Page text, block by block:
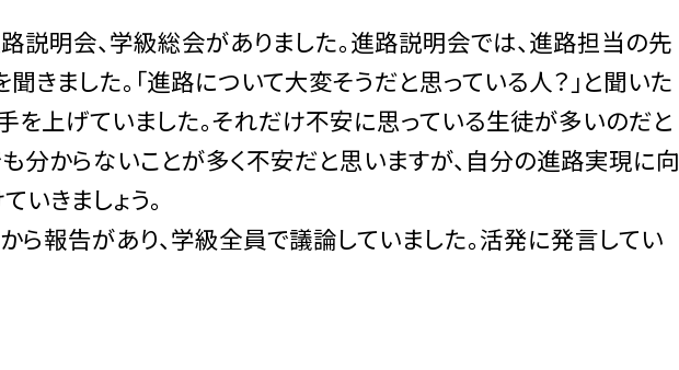
明会、学級総会がありました。進路説明会では、進路担当の先
きました。「進路について大変そうだと思っている人？」と聞いた
を上げていました。それだけ不安に思っている生徒が多いのだと
分からないことが多く不安だと思いますが、自分の進路実現に向
いきましょう。
報告があり、学級全員で議論していました。活発に発言してい